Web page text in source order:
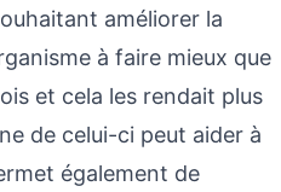
améliorer la
à faire mieux que
et cela les rendait plus
de celui-ci peut aider à
également de